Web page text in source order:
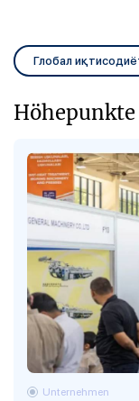
Глобал
Höhepunkte
Unternehmen